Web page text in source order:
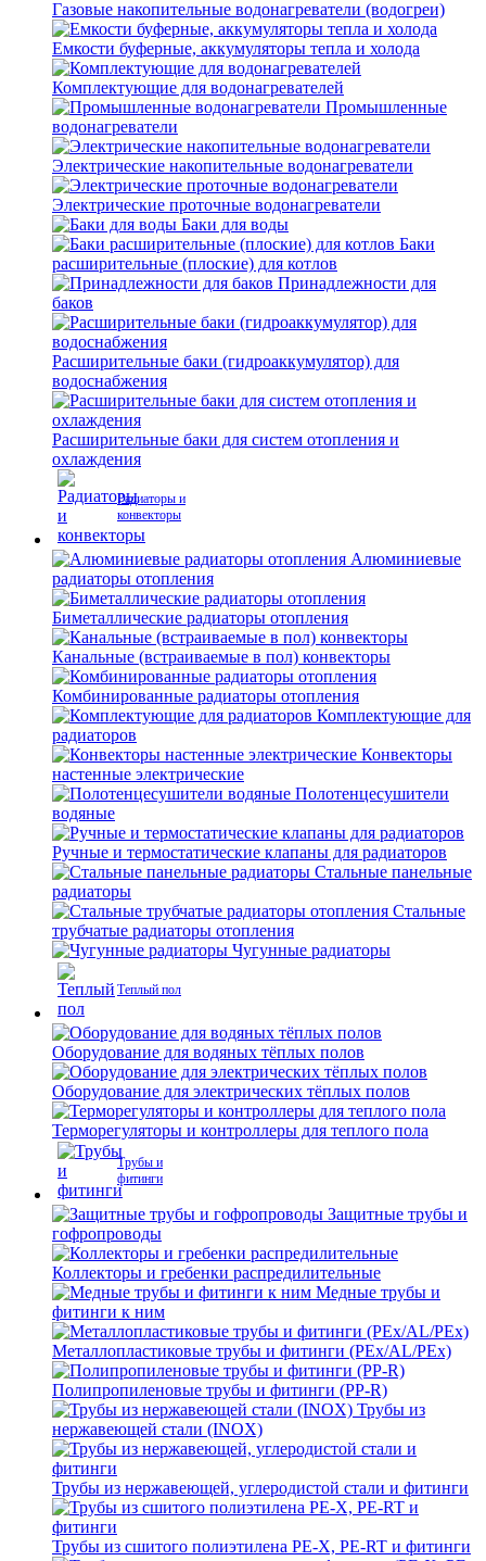
Газовые накопительные водонагреватели (водогреи)
Емкости буферные, аккумуляторы тепла и холода
Комплектующие для водонагревателей
Промышленные
водонагреватели
Электрические накопительные водонагреватели
Электрические проточные водонагреватели
Баки для воды
Баки
расширительные (плоские) для котлов
Принадлежности для
баков
Расширительные баки (гидроаккумулятор) для
водоснабжения
Расширительные баки для систем отопления и
охлаждения
Радиаторы и
конвекторы
Алюминиевые
радиаторы отопления
Биметаллические радиаторы отопления
Канальные (встраиваемые в пол) конвекторы
Комбинированные радиаторы отопления
Комплектующие для
радиаторов
Конвекторы
настенные электрические
Полотенцесушители
водяные
Ручные и термостатические клапаны для радиаторов
Стальные панельные
радиаторы
Стальные
трубчатые радиаторы отопления
Чугунные радиаторы
Теплый пол
Оборудование для водяных тёплых полов
Оборудование для электрических тёплых полов
Терморегуляторы и контроллеры для теплого пола
Трубы и
фитинги
Защитные трубы и
гофропроводы
Коллекторы и гребенки распредилительные
Медные трубы и
фитинги к ним
Металлопластиковые трубы и фитинги (PEx/AL/PEx)
Полипропиленовые трубы и фитинги (PP-R)
Трубы из
нержавеющей стали (INOX)
Трубы из нержавеющей, углеродистой стали и фитинги
Трубы из сшитого полиэтилена PE-X, PE-RT и фитинги